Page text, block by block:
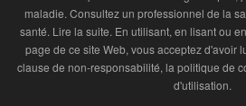
maladie. Consultez un professionnel de la
santé. Lire la suite. En utilisant, en lisant ou
page de ce site Web, vous acceptez d'avoir
clause de non-responsabilité, la politique de
d'utilisation.​